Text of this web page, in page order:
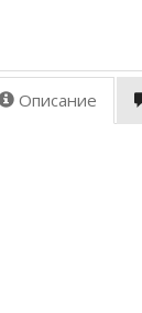
Описание